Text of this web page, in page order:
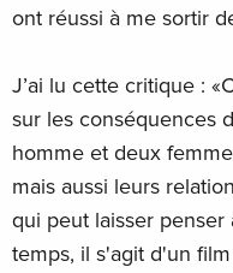
ont réussi à me sortir
J’ai lu cette critique :
sur les conséquences
homme et deux
mais aussi leurs
qui peut laisser
temps, il s'agit d'un